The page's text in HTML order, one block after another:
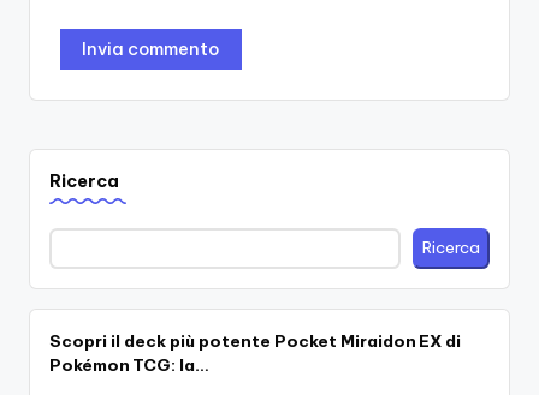
Ricerca
Ricerca
Scopri il deck più potente Pocket Miraidon EX di
Pokémon TCG: la…